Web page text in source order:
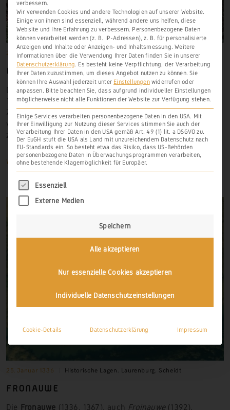
2. Februar 1352 Historische Lagen,Laurenburg,Scheidt
DER LANGE WEINGARTEN
Die benannte Lage wird erstmals und bisher nur einmal
1352 genannt. Wenngleich durch entsprechende
Zeugen eine räumliche Zuordnung zu Laurenburg
vermutet werden könnte, gehört die dortige Flur heute
zur Ortsgemeinde Scheidt.
Weiterlesen
25. Januar 1336 Historische Lagen Laurenburg Scheidt
FRONAUWE
Die Fronauwe (1336, 1367), auch Froinauwe(1392),
verbessern.
Wir verwenden Cookies und andere Technologien auf unserer Website.
Einige von ihnen sind essenziell, während andere uns helfen, diese
Website und Ihre Erfahrung zu verbessern. Personenbezogene Daten
können verarbeitet werden (z. B. IP-Adressen), z. B. für personalisierte
Anzeigen und Inhalte oder Anzeigen- und Inhaltsmessung. Weitere
Informationen über die Verwendung Ihrer Daten finden Sie in unserer
Datenschutzerklärung. Es besteht keine Verpflichtung, der Verarbeitung
Ihrer Daten zuzustimmen, um dieses Angebot nutzen zu können. Sie
können Ihre Auswahl jederzeit unter Einstellungenwiderrufen oder
anpassen. Bitte beachten Sie, dass aufgrund individueller Einstellungen
möglicherweise nicht alle Funktionen der Website zur Verfügung stehen.
Einige Services verarbeiten personenbezogene Daten in den USA. Mit
Ihrer Einwilligung zur Nutzung dieser Services stimmen Sie auch der
Verarbeitung Ihrer Daten in den USA gemäß Art. 49 (1) lit. a DSGVO zu.
Der EuGH stuft die USA als Land mit unzureichendem Datenschutz nach
EU-Standards ein. So besteht etwa das Risiko, dass US-Behörden
personenbezogene Daten in Überwachungsprogrammen verarbeiten,
ohne bestehende Klagemöglichkeit für Europäer.
Es folgt eine Liste der Service-Gruppen, für
Essenziell
Externe Medien
Speichern
Alle akzeptieren
Nur essenzielle Cookies akzeptieren
Individuelle Datenschutzeinstellungen
Cookie-Details Datenschutzerklärung Impressum